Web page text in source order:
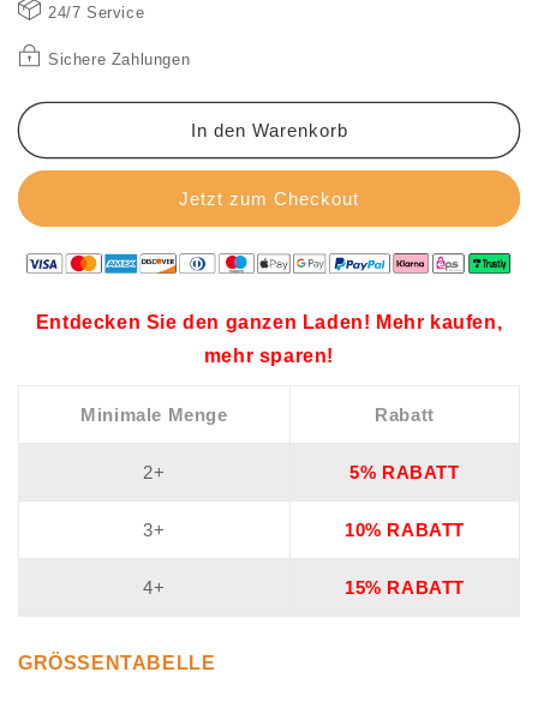
👠
Sandalen
offener
👠
Sandalen
offener
24/7 Service
Sichere Zahlungen
In den Warenkorb
Jetzt zum Checkout
Entdecken Sie den ganzen Laden! Mehr kaufen,
mehr sparen!
Minimale Menge Rabatt
2+ 5% RABATT
3+ 10% RABATT
4+ 15% RABATT
GRÖSSENTABELLE